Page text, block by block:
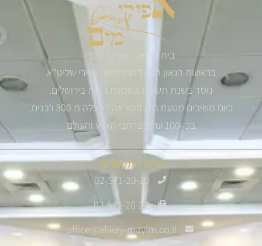
בית הוראה 'אפיקי מים'
בראשות הגאון הגדול הרב משה פנירי שליט"א
נוסד בשנת תשס"ז בשכונת רמות בירושלים.
כיום משיבים מטעם בית ההוראה למעלה מ 300 רבנים,
בכ -100 ערים ברחבי הארץ והעולם
פרטי התקשרות
02-571-20-10
02-571-20-22
office@afikey-mayim.co.il